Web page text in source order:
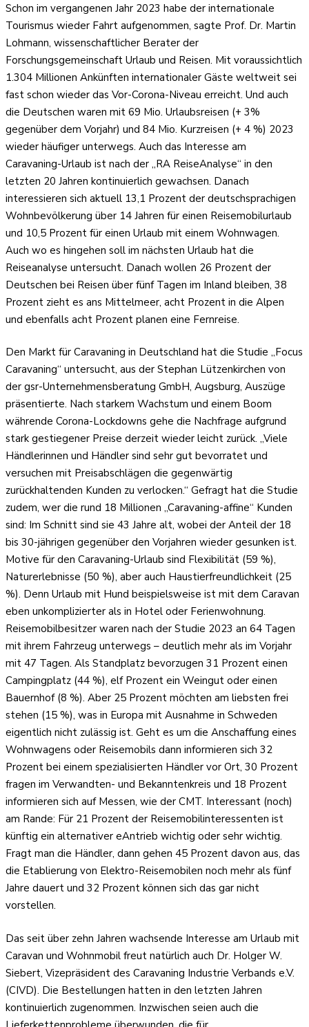
Schon im vergangenen Jahr 2023 habe der internationale
Tourismus wieder Fahrt aufgenommen, sagte Prof. Dr. Martin
Lohmann, wissenschaftlicher Berater der
Forschungsgemeinschaft Urlaub und Reisen. Mit voraussichtlich
1.304 Millionen Ankünften internationaler Gäste weltweit sei
fast schon wieder das Vor-Corona-Niveau erreicht. Und auch
die Deutschen waren mit 69 Mio. Urlaubsreisen (+ 3%
gegenüber dem Vorjahr) und 84 Mio. Kurzreisen (+ 4 %) 2023
wieder häufiger unterwegs. Auch das Interesse am
Caravaning-Urlaub ist nach der „RA ReiseAnalyse“ in den
letzten 20 Jahren kontinuierlich gewachsen. Danach
interessieren sich aktuell 13,1 Prozent der deutschsprachigen
Wohnbevölkerung über 14 Jahren für einen Reisemobilurlaub
und 10,5 Prozent für einen Urlaub mit einem Wohnwagen.
Auch wo es hingehen soll im nächsten Urlaub hat die
Reiseanalyse untersucht. Danach wollen 26 Prozent der
Deutschen bei Reisen über fünf Tagen im Inland bleiben, 38
Prozent zieht es ans Mittelmeer, acht Prozent in die Alpen
und ebenfalls acht Prozent planen eine Fernreise.
Den Markt für Caravaning in Deutschland hat die Studie „Focus
Caravaning“ untersucht, aus der Stephan Lützenkirchen von
der gsr-Unternehmensberatung GmbH, Augsburg, Auszüge
präsentierte. Nach starkem Wachstum und einem Boom
währende Corona-Lockdowns gehe die Nachfrage aufgrund
stark gestiegener Preise derzeit wieder leicht zurück. „Viele
Händlerinnen und Händler sind sehr gut bevorratet und
versuchen mit Preisabschlägen die gegenwärtig
zurückhaltenden Kunden zu verlocken.“ Gefragt hat die Studie
zudem, wer die rund 18 Millionen „Caravaning-affine“ Kunden
sind: Im Schnitt sind sie 43 Jahre alt, wobei der Anteil der 18
bis 30-jährigen gegenüber den Vorjahren wieder gesunken ist.
Motive für den Caravaning-Urlaub sind Flexibilität (59 %),
Naturerlebnisse (50 %), aber auch Haustierfreundlichkeit (25
%). Denn Urlaub mit Hund beispielsweise ist mit dem Caravan
eben unkomplizierter als in Hotel oder Ferienwohnung.
Reisemobilbesitzer waren nach der Studie 2023 an 64 Tagen
mit ihrem Fahrzeug unterwegs – deutlich mehr als im Vorjahr
mit 47 Tagen. Als Standplatz bevorzugen 31 Prozent einen
Campingplatz (44 %), elf Prozent ein Weingut oder einen
Bauernhof (8 %). Aber 25 Prozent möchten am liebsten frei
stehen (15 %), was in Europa mit Ausnahme in Schweden
eigentlich nicht zulässig ist. Geht es um die Anschaffung eines
Wohnwagens oder Reisemobils dann informieren sich 32
Prozent bei einem spezialisierten Händler vor Ort, 30 Prozent
fragen im Verwandten- und Bekanntenkreis und 18 Prozent
informieren sich auf Messen, wie der CMT. Interessant (noch)
am Rande: Für 21 Prozent der Reisemobilinteressenten ist
künftig ein alternativer eAntrieb wichtig oder sehr wichtig.
Fragt man die Händler, dann gehen 45 Prozent davon aus, das
die Etablierung von Elektro-Reisemobilen noch mehr als fünf
Jahre dauert und 32 Prozent können sich das gar nicht
vorstellen.
Das seit über zehn Jahren wachsende Interesse am Urlaub mit
Caravan und Wohnmobil freut natürlich auch Dr. Holger W.
Siebert, Vizepräsident des Caravaning Industrie Verbands e.V.
(CIVD). Die Bestellungen hatten in den letzten Jahren
kontinuierlich zugenommen. Inzwischen seien auch die